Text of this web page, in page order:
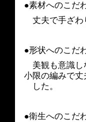
●素材へのこだ
丈夫で手ざわ
●形状へのこだ
美観も意識し
小限の編みで丈
した。
●衛生へのこだ